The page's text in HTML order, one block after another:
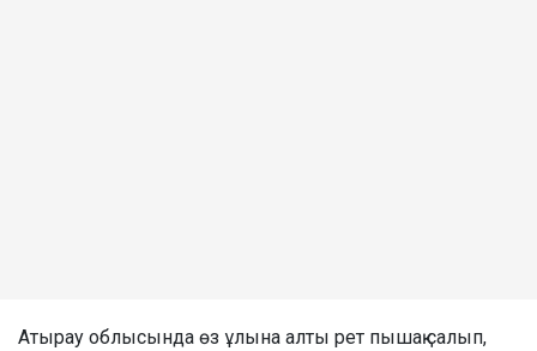
Атырау облысында өз ұлына алты рет пышақ салып,